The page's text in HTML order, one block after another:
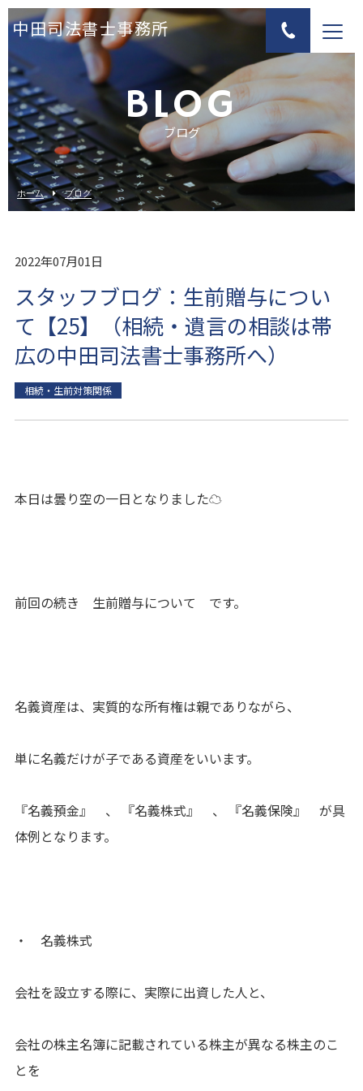
中田司法書士事務所
BLOG
ブログ
ホーム ブログ
2022年07月01日
スタッフブログ：生前贈与につい
て【25】（相続・遺言の相談は帯
広の中田司法書士事務所へ）
相続・生前対策関係
本日は曇り空の一日となりました☁
前回の続き 生前贈与について です。
名義資産は、実質的な所有権は親でありながら、
単に名義だけが子である資産をいいます。
『名義預金』 、 『名義株式』 、 『名義保険』 が具
体例となります。
・ 名義株式
会社を設立する際に、実際に出資した人と、
会社の株主名簿に記載されている株主が異なる株主のこ
とを